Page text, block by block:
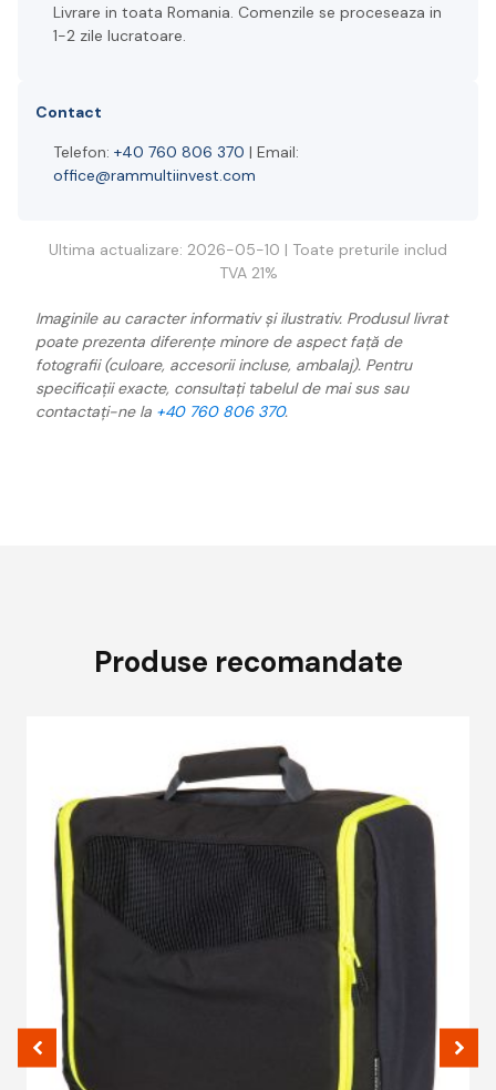
Livrare in toata Romania. Comenzile se proceseaza in
1-2 zile lucratoare.
Contact
Telefon: +40 760 806 370 | Email:
office@rammultiinvest.com
Ultima actualizare: 2026-05-10 | Toate preturile includ
TVA 21%
Imaginile au caracter informativ și ilustrativ. Produsul livrat
poate prezenta diferențe minore de aspect față de
fotografii (culoare, accesorii incluse, ambalaj). Pentru
specificații exacte, consultați tabelul de mai sus sau
contactați-ne la +40 760 806 370.
Produse recomandate